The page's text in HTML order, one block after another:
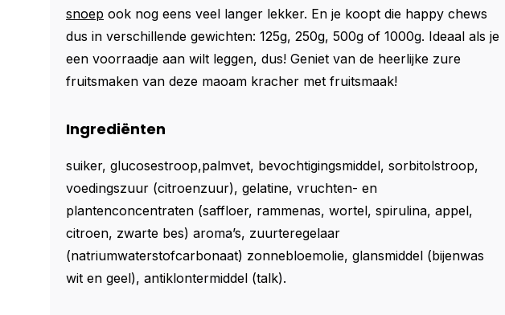
snoep ook nog eens veel langer lekker. En je koopt die happy chews
dus in verschillende gewichten: 125g, 250g, 500g of 1000g. Ideaal als je
een voorraadje aan wilt leggen, dus! Geniet van de heerlijke zure
fruitsmaken van deze maoam kracher met fruitsmaak!
Ingrediënten
suiker, glucosestroop,palmvet, bevochtigingsmiddel, sorbitolstroop,
voedingszuur (citroenzuur), gelatine, vruchten- en
plantenconcentraten (saffloer, rammenas, wortel, spirulina, appel,
citroen, zwarte bes) aroma’s, zuurteregelaar
(natriumwaterstofcarbonaat) zonnebloemolie, glansmiddel (bijenwas
wit en geel), antiklontermiddel (talk).